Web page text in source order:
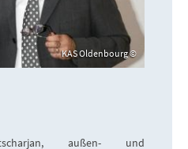
KAS Oldenbourg
außen- und